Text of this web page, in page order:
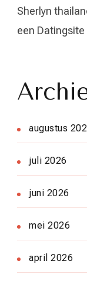
Sherlyn
een
augustus
juli 2026
juni 2026
mei 2026
april 2026